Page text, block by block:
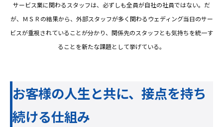
サービス業に関わるスタッフは、必ずしも全員が自社の社員ではない。だ
が、ＭＳＲの結果から、外部スタッフが多く関わるウェディング当日のサー
ビスが重視されていることが分かり、関係先のスタッフとも気持ちを統一す
ることを新たな課題として挙げている。
お客様の人生と共に、接点を持ち
続ける仕組み